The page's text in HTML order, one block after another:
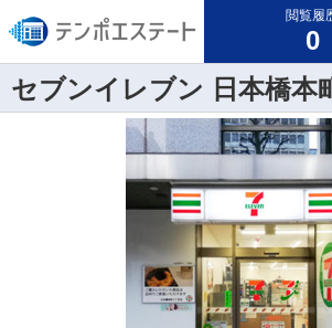
閲覧履
0
セブンイレブン 日本橋本